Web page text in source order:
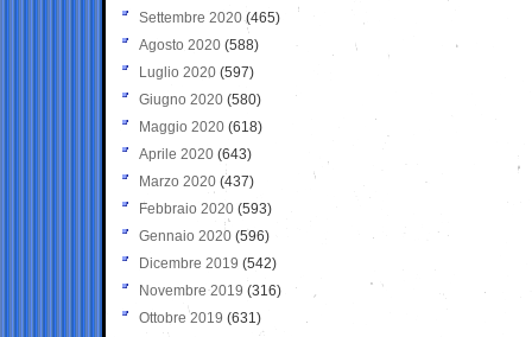
Settembre 2020(465)
Agosto 2020 (588)
Luglio 2020 (597)
Giugno 2020 (580)
Maggio 2020 (618)
Aprile 2020 (643)
Marzo 2020 (437)
Febbraio 2020 (593)
Gennaio 2020 (596)
Dicembre 2019 (542)
Novembre 2019 (316)
Ottobre 2019 (631)